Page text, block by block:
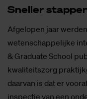
Snel­ler
Afgelopen jaar
wetenschappelijke
& Graduate School
kwaliteitszorg
daarvan is dat er
inspectie van een